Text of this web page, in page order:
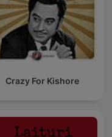
Crazy For Kishore